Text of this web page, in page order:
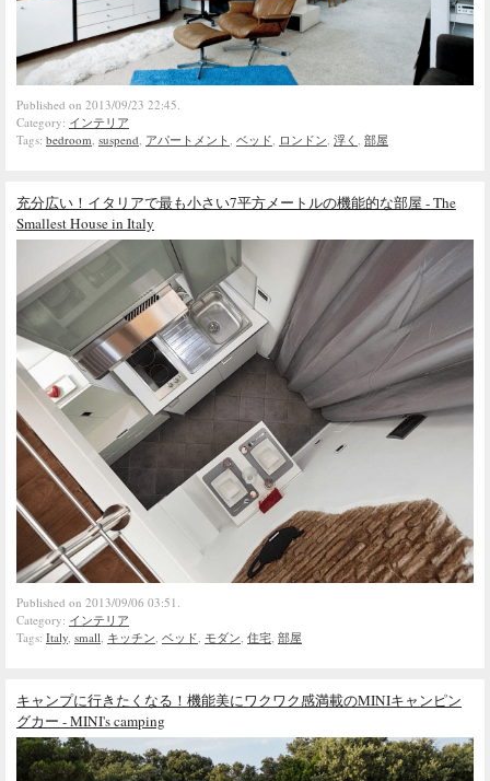
Published on 2013/09/23 22:45.
Category: インテリア
Tags: bedroom suspend アパートメント ベッド ロンドン 浮く 部屋
充分広い！イタリアで最も小さい7平方メートルの機能的な部屋 - The
Smallest House in Italy
Published on 2013/09/06 03:51.
Category: インテリア
Tags: Italy small キッチン ベッド モダン 住宅 部屋
キャンプに行きたくなる！機能美にワクワク感満載のMINIキャンピン
グカー - MINI's camping